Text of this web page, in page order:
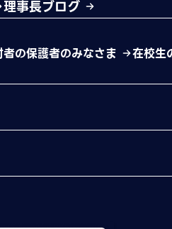
理事長ブログ
の保護者のみなさま
在校生